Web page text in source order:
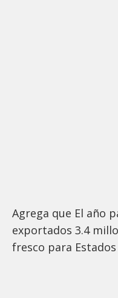
Agrega que El año
exportados 3.4
fresco para